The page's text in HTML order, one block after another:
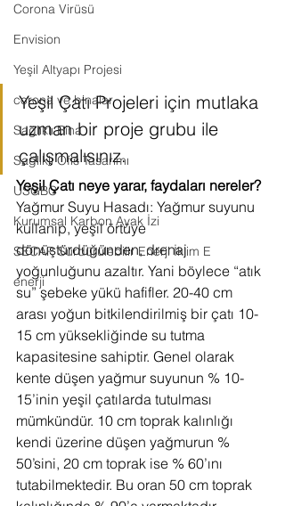
Corona Virüsü
Envision
Yeşil Altyapı Projesi
corona ve binalar
Sağlıklı Bina
Sağlıklı Ofis Tasarımı
USGBC
Kurumsal Karbon Ayak İzi
SECAP Sürdürülebilir Enerji İklim E
enerji
Yeşil Çatı Projeleri için mutlaka
uzman bir proje grubu ile
çalışmalısınız.
Yeşil Çatı neye yarar, faydaları nereler?
Yağmur Suyu Hasadı: Yağmur suyunu
kullanıp, yeşil örtüye
dönüştürdüğünden, drenaj
yoğunluğunu azaltır. Yani böylece “atık
su” şebeke yükü hafifler. 20-40 cm
arası yoğun bitkilendirilmiş bir çatı 10-
15 cm yüksekliğinde su tutma
kapasitesine sahiptir. Genel olarak
kente düşen yağmur suyunun % 10-
15’inin yeşil çatılarda tutulması
mümkündür. 10 cm toprak kalınlığı
kendi üzerine düşen yağmurun %
50’sini, 20 cm toprak ise % 60’ını
tutabilmektedir. Bu oran 50 cm toprak